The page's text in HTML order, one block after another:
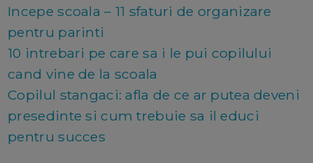
Incepe scoala – 11 sfaturi de organizare
pentru parinti
10 intrebari pe care sa i le pui copilului
cand vine de la scoala
Copilul stangaci: afla de ce ar putea deveni
presedinte si cum trebuie sa il educi
pentru succes